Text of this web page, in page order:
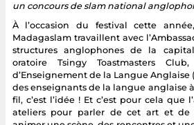
un concours de slam national
À l’occasion du festival cette
Madagaslam travaillent avec
structures anglophones de la
oratoire Tsingy Toastmasters
d’Enseignement de la Langue Anglaise
des enseignants de la langue anglaise
fil, c’est l’idée ! Et c’est pour cela que
ateliers pour parler de cet art et de